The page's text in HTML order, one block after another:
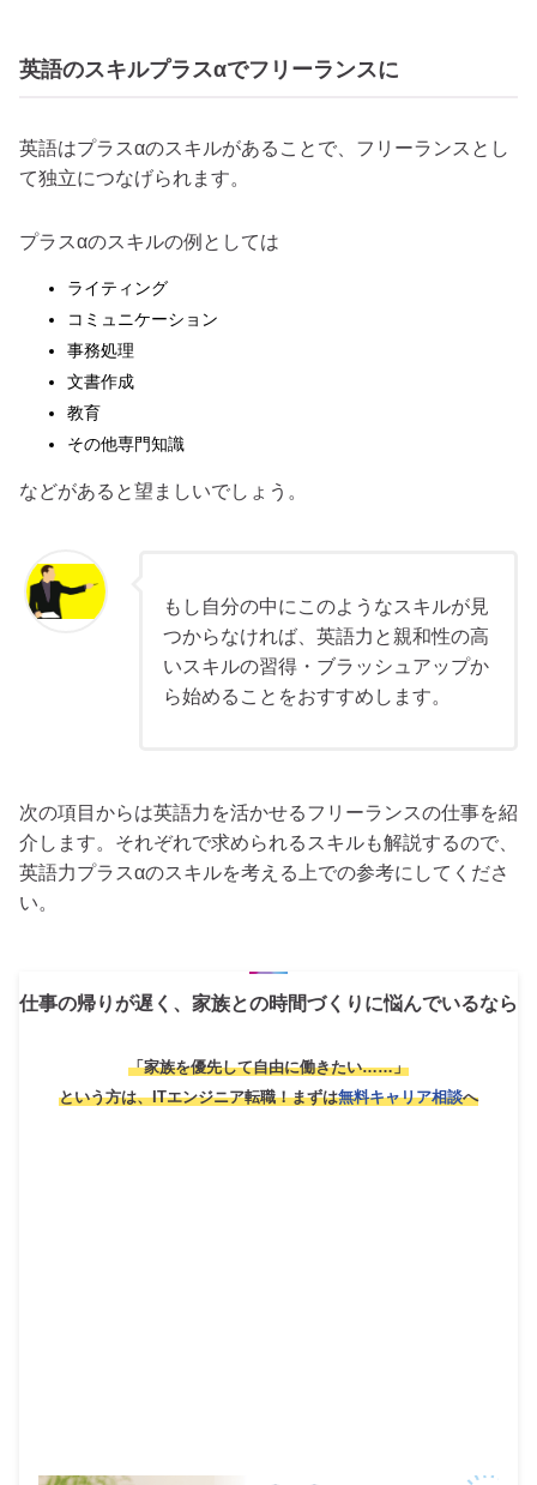
英語のスキルプラスαでフリーランスに
英語はプラスαのスキルがあることで、フリーランスとし
て独立につなげられます。
プラスαのスキルの例としては
ライティング
コミュニケーション
事務処理
文書作成
教育
その他専門知識
などがあると望ましいでしょう。
もし自分の中にこのようなスキルが見
つからなければ、英語力と親和性の高
いスキルの習得・ブラッシュアップか
ら始めることをおすすめします。
次の項目からは英語力を活かせるフリーランスの仕事を紹
介します。それぞれで求められるスキルも解説するので、
英語力プラスαのスキルを考える上での参考にしてくださ
い。
仕事の帰りが遅く、家族との時間づくりに悩んでいるなら
「家族を優先して自由に働きたい……」
という方は、ITエンジニア転職！まずは無料キャリア相談へ